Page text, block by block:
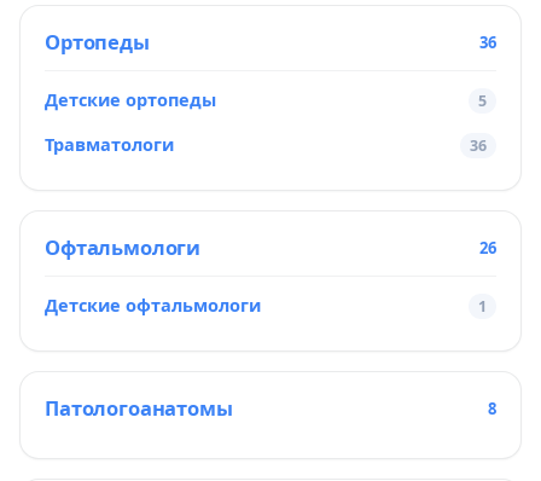
Ортопеды 36
Детские ортопеды 5
Травматологи 36
Офтальмологи 26
Детские офтальмологи 1
Патологоанатомы 8